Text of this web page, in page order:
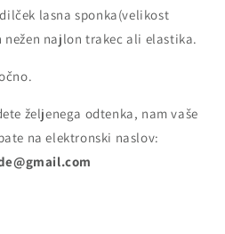
lasna sponka(velikost
nežen najlon trakec ali elastika.
željenega odtenka, nam vaše
na elektronski naslov: